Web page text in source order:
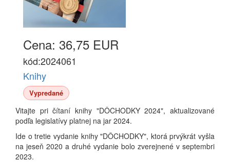
Cena: 36,75 EUR
kód:2024061
Knihy
Vypredané
Vitajte pri čítaní knihy "DÔCHODKY 2024", aktualizované
podľa legislatívy platnej na jar 2024.
Ide o tretie vydanie knihy "DÔCHODKY", ktorá prvýkrát vyšla
na jeseň 2020 a druhé vydanie bolo zverejnené v septembri
2023.